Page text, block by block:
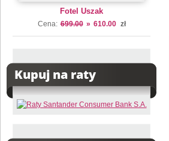
Fotel Uszak
Cena: 699.00 » 610.00 zł
Kupuj na raty